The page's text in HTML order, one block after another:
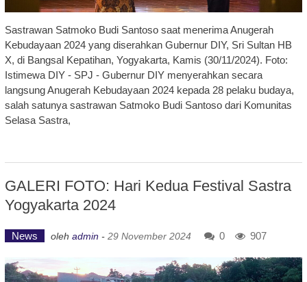
Sastrawan Satmoko Budi Santoso saat menerima Anugerah
Kebudayaan 2024 yang diserahkan Gubernur DIY, Sri Sultan HB
X, di Bangsal Kepatihan, Yogyakarta, Kamis (30/11/2024). Foto:
Istimewa DIY - SPJ - Gubernur DIY menyerahkan secara
langsung Anugerah Kebudayaan 2024 kepada 28 pelaku budaya,
salah satunya sastrawan Satmoko Budi Santoso dari Komunitas
Selasa Sastra,
GALERI FOTO: Hari Kedua Festival Sastra
Yogyakarta 2024
News oleh admin - 29 November 2024 0 907